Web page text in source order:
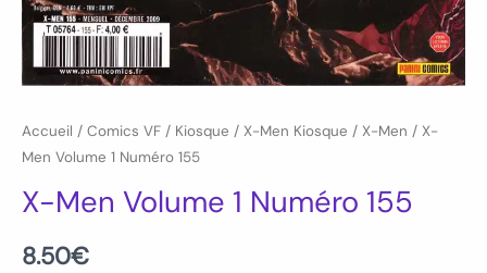
Accueil / Comics VF / Kiosque / X-Men Kiosque / X-Men / X-
Men Volume 1 Numéro 155
X-Men Volume 1 Numéro 155
8.50€